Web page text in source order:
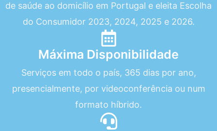
de saúde ao domicílio em Portugal e eleita Escolha
do Consumidor 2023, 2024, 2025 e 2026.
Máxima Disponibilidade
Serviços em todo o país, 365 dias por ano,
presencialmente, por videoconferência ou num
formato híbrido.